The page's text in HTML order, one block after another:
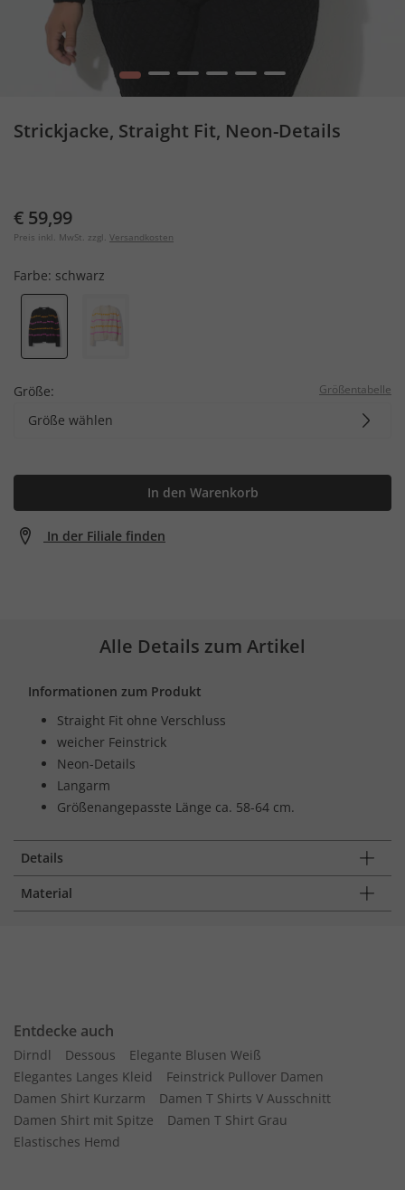
1 2 3 4 5 6
Strickjacke, Straight Fit, Neon-Details
€ 59,99
Preis inkl. MwSt. zzgl. Versandkosten
Farbe: schwarz
Größe: Größentabelle
Größe wählen
In den Warenkorb
In der Filiale finden
Alle Details zum Artikel
Informationen zum Produkt
Straight Fit ohne Verschluss
weicher Feinstrick
Neon-Details
Langarm
Größenangepasste Länge ca. 58-64 cm.
Details
Material
Entdecke auch
Dirndl Dessous
Elegante Blusen Weiß
Elegantes Langes Kleid
Feinstrick Pullover Damen
Damen Shirt Kurzarm
Damen T Shirts V Ausschnitt
Damen Shirt mit Spitze
Damen T Shirt Grau
Elastisches Hemd